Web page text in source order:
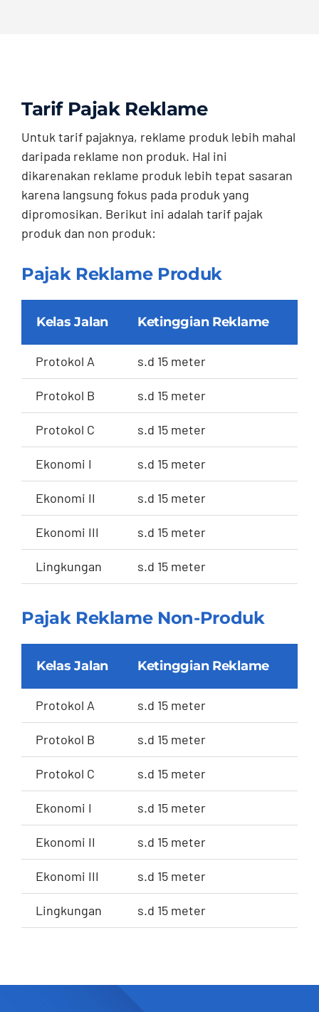
Tarif Pajak Reklame
Untuk tarif pajaknya, reklame produk lebih mahal
daripada reklame non produk. Hal ini
dikarenakan reklame produk lebih tepat sasaran
karena langsung fokus pada produk yang
dipromosikan. Berikut ini adalah tarif pajak
produk dan non produk:
Pajak Reklame Produk
Kelas Jalan Ketinggian Reklame
Protokol A s.d 15 meter
Protokol B s.d 15 meter
Protokol C s.d 15 meter
Ekonomi I s.d 15 meter
Ekonomi II s.d 15 meter
Ekonomi III s.d 15 meter
Lingkungan s.d 15 meter
Pajak Reklame Non-Produk
Kelas Jalan Ketinggian Reklame
Protokol A s.d 15 meter
Protokol B s.d 15 meter
Protokol C s.d 15 meter
Ekonomi I s.d 15 meter
Ekonomi II s.d 15 meter
Ekonomi III s.d 15 meter
Lingkungan s.d 15 meter